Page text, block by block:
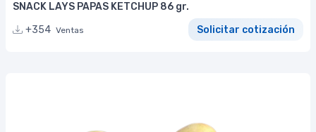
SNACK LAYS PAPAS KETCHUP 86 gr.
+354 Ventas Solicitar cotización